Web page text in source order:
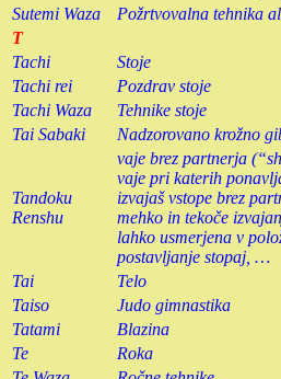
Sutemi Waza
Požrtvovalna tehnika
T
Tachi
Stoje
Tachi rei
Pozdrav stoje
Tachi Waza
Tehnike stoje
Tai Sabaki
Nadzorovano krožno
Tandoku
Renshu
vaje brez partnerja
vaje pri katerih
izvajaš vstope brez
mehko in tekoče
lahko usmerjena v
postavljanje stopaj, …
Tai
Telo
Taiso
Judo gimnastika
Tatami
Blazina
Te
Roka